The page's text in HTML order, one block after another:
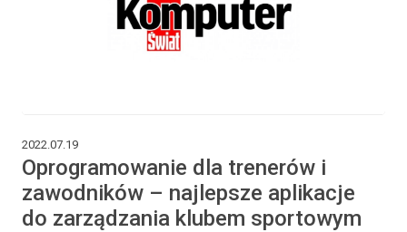
2022.07.19
Oprogramowanie dla trenerów i
zawodników – najlepsze aplikacje
do zarządzania klubem sportowym